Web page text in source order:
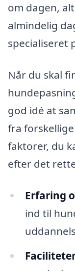
om dagen,
almindelig
specialiseret
Når du skal
god idé at
fra
faktorer, du
efter det
Erfaring
ind til